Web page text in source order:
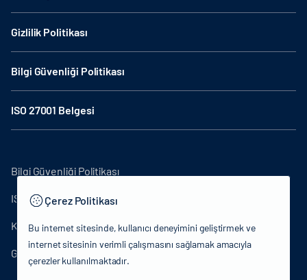
Gizlilik Politikası
Bilgi Güvenliği Politikası
ISO 27001 Belgesi
Bilgi Güvenliği Politikası
ISO27001
KVKK Aydınlatma Metni
Gizlilik Politikası
Çerez Politikası
Bu internet sitesinde, kullanıcı deneyimini geliştirmek ve
internet sitesinin verimli çalışmasını sağlamak amacıyla
çerezler kullanılmaktadır.